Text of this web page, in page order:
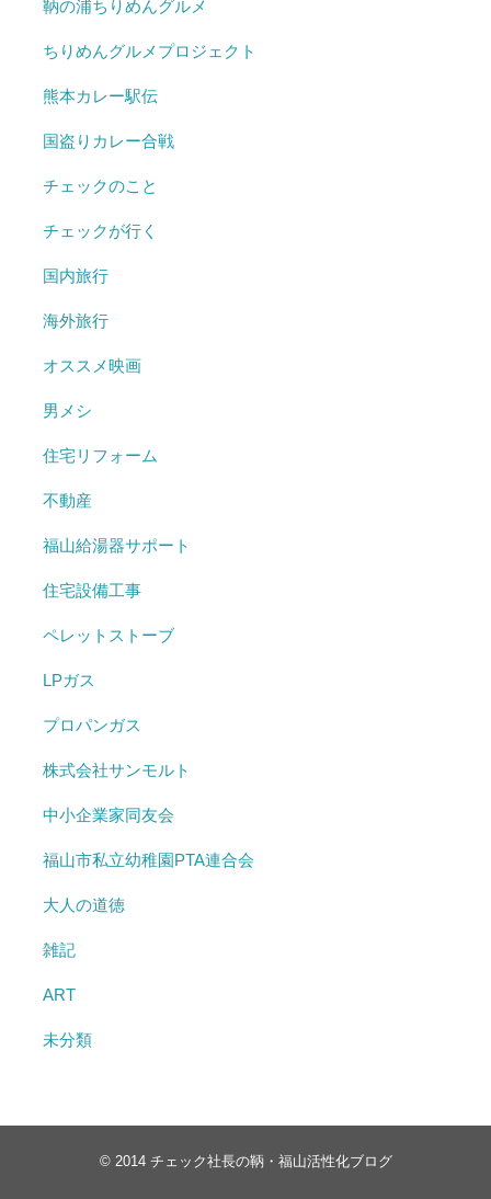
鞆の浦ちりめんグルメ
ちりめんグルメプロジェクト
熊本カレー駅伝
国盗りカレー合戦
チェックのこと
チェックが行く
国内旅行
海外旅行
オススメ映画
男メシ
住宅リフォーム
不動産
福山給湯器サポート
住宅設備工事
ペレットストーブ
LPガス
プロパンガス
株式会社サンモルト
中小企業家同友会
福山市私立幼稚園PTA連合会
大人の道徳
雑記
ART
未分類
© 2014 チェック社長の鞆・福山活性化ブログ